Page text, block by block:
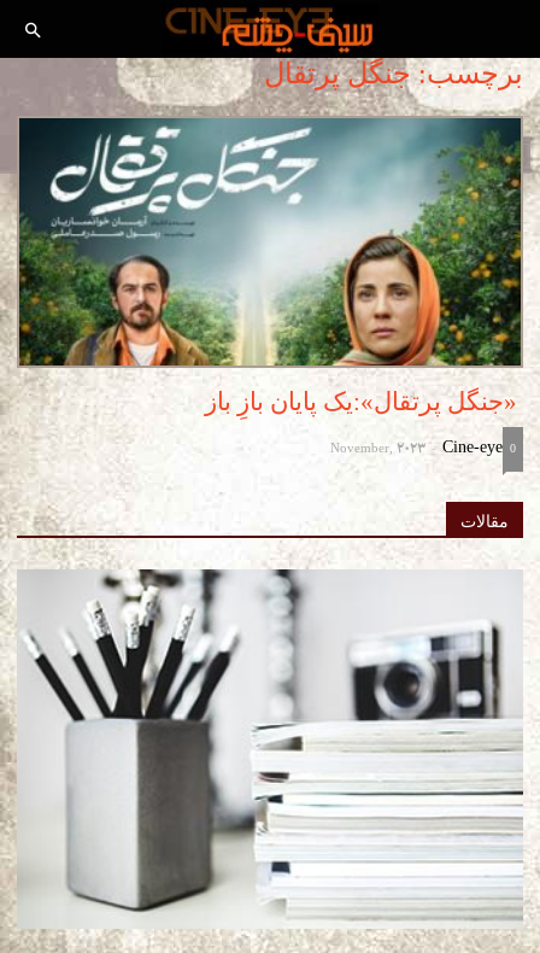
برچسب: جنگل پرتقال
«جنگل پرتقال»:یک پایان بازِ باز
Cine-eye
-
November, 2023 0
مقالات